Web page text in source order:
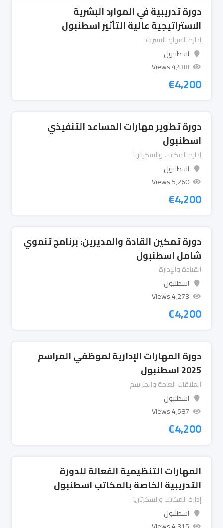
دورة تدريبية في الموارد البشرية
الاستراتيجية عالية التأثير اسطنبول
إدارة الموارد البشرية
اسطنبول
4٬488 Views
€4,200
دورة تطوير مهارات المساعد التنفيذي
اسطنبول
إدارة المكاتب والسكرتاريا
اسطنبول
5٬260 Views
€4,200
دورة تمكين القادة والمديرين: برنامج تنموي
شامل اسطنبول
القيادة والإدارة
اسطنبول
4٬273 Views
€4,200
دورة المهارات الإدارية لموظفي المراسم
2025 اسطنبول
العلاقات العامة والمراسم
اسطنبول
4٬587 Views
€4,200
المهارات التنظيمية الفعالة للدورة
التدريبية الخاصة بالمكاتب اسطنبول
إدارة المكاتب والسكرتاريا
اسطنبول